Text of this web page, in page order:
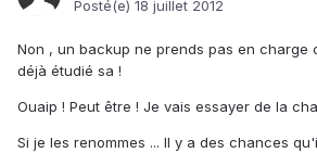
Posté(e) 18 juillet 2012
Non , un backup ne prends pas en charge
déjà étudié sa !
Ouaip ! Peut être ! Je vais essayer de la
Si je les renommes ... Il y a des chances